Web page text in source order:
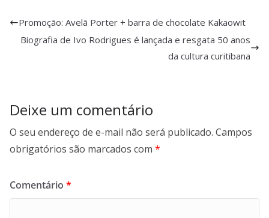
Promoção: Avelã Porter + barra de chocolate Kakaowit
Biografia de Ivo Rodrigues é lançada e resgata 50 anos
da cultura curitibana
Deixe um comentário
O seu endereço de e-mail não será publicado. Campos
obrigatórios são marcados com *
Comentário *